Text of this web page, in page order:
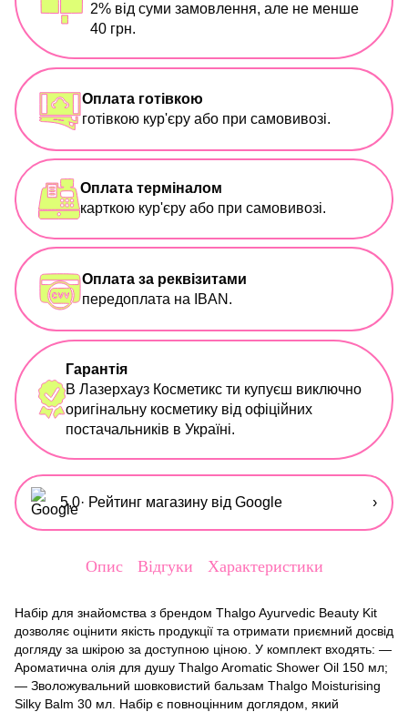
2% від суми замовлення, але не менше
40 грн.
Оплата готівкою
готівкою кур'єру або при самовивозі.
Оплата терміналом
карткою кур'єру або при самовивозі.
Оплата за реквізитами
передоплата на IBAN.
Гарантія
В Лазерхауз Косметикс ти купуєш виключно
оригінальну косметику від офіційних
постачальників в Україні.
5,0· Рейтинг магазину від Google ›
Опис Відгуки Характеристики
Набір для знайомства з брендом Thalgo Ayurvedic Beauty Kit
дозволяє оцінити якість продукції та отримати приємний досвід
догляду за шкірою за доступною ціною. У комплект входять: —
Ароматична олія для душу Thalgo Aromatic Shower Oil 150 мл;
— Зволожувальний шовковистий бальзам Thalgo Moisturising
Silky Balm 30 мл. Набір є повноцінним доглядом, який